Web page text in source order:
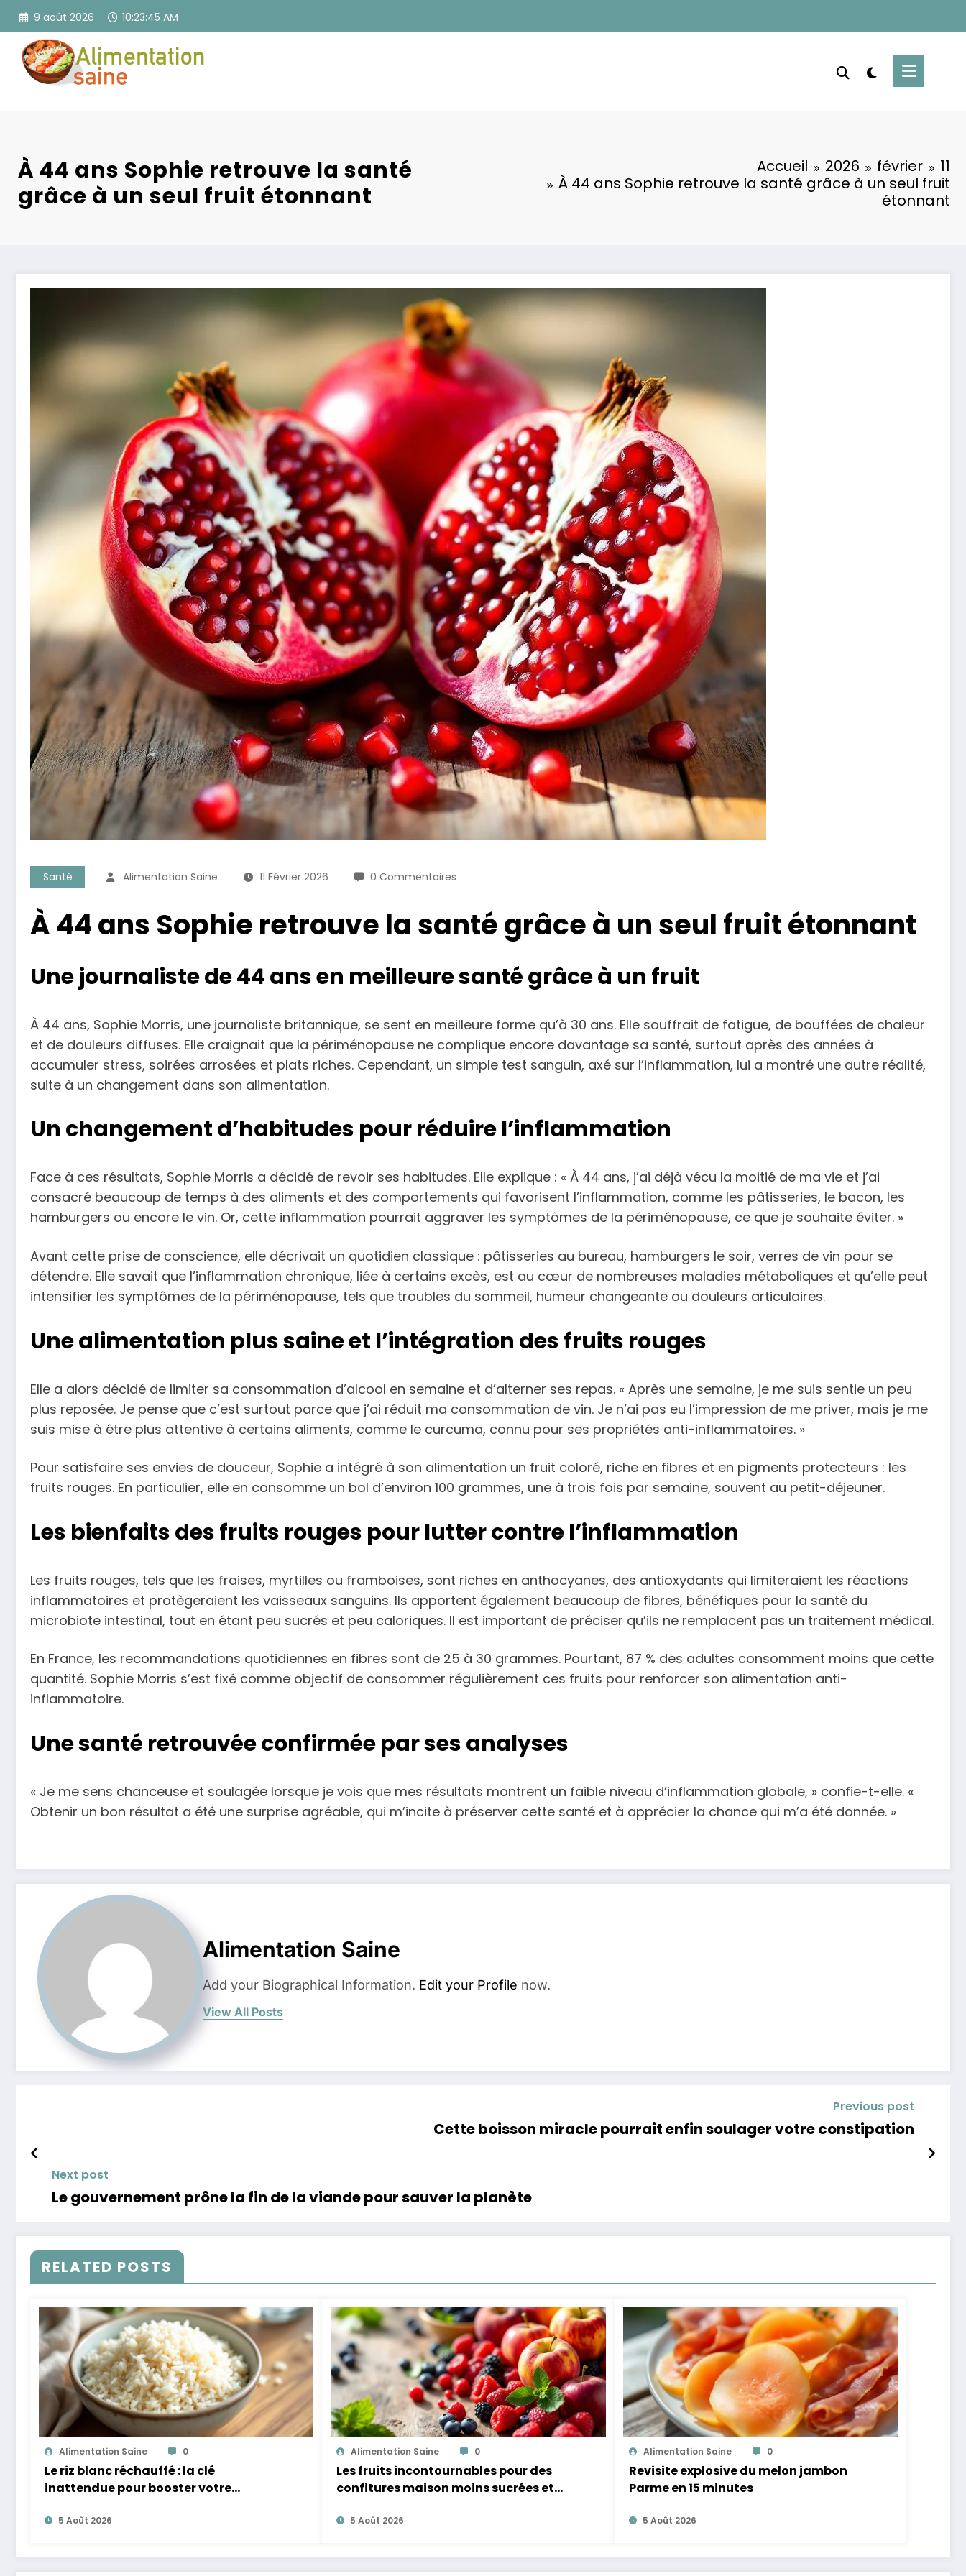
Aller
contenu
9 août 2026 10:23:46 AM
À 44 ans Sophie retrouve la santé
grâce à un seul fruit étonnant
Accueil 2026 février
11
À 44 ans Sophie retrouve la santé grâce à un seul fruit
étonnant
Santé Alimentation Saine 11 Février 2026 0 Commentaires
À 44 ans Sophie retrouve la santé grâce à un seul fruit étonnant
Une journaliste de 44 ans en meilleure santé grâce à un fruit
À 44 ans, Sophie Morris, une journaliste britannique, se sent en meilleure forme qu’à 30 ans. Elle souffrait de fatigue, de bouffées de chaleur
et de douleurs diffuses. Elle craignait que la périménopause ne complique encore davantage sa santé, surtout après des années à
accumuler stress, soirées arrosées et plats riches. Cependant, un simple test sanguin, axé sur l’inflammation, lui a montré une autre réalité,
suite à un changement dans son alimentation.
Un changement d’habitudes pour réduire l’inflammation
Face à ces résultats, Sophie Morris a décidé de revoir ses habitudes. Elle explique : « À 44 ans, j’ai déjà vécu la moitié de ma vie et j’ai
consacré beaucoup de temps à des aliments et des comportements qui favorisent l’inflammation, comme les pâtisseries, le bacon, les
hamburgers ou encore le vin. Or, cette inflammation pourrait aggraver les symptômes de la périménopause, ce que je souhaite éviter. »
Avant cette prise de conscience, elle décrivait un quotidien classique : pâtisseries au bureau, hamburgers le soir, verres de vin pour se
détendre. Elle savait que l’inflammation chronique, liée à certains excès, est au cœur de nombreuses maladies métaboliques et qu’elle peut
intensifier les symptômes de la périménopause, tels que troubles du sommeil, humeur changeante ou douleurs articulaires.
Une alimentation plus saine et l’intégration des fruits rouges
Elle a alors décidé de limiter sa consommation d’alcool en semaine et d’alterner ses repas. « Après une semaine, je me suis sentie un peu
plus reposée. Je pense que c’est surtout parce que j’ai réduit ma consommation de vin. Je n’ai pas eu l’impression de me priver, mais je me
suis mise à être plus attentive à certains aliments, comme le curcuma, connu pour ses propriétés anti-inflammatoires. »
Pour satisfaire ses envies de douceur, Sophie a intégré à son alimentation un fruit coloré, riche en fibres et en pigments protecteurs : les
fruits rouges. En particulier, elle en consomme un bol d’environ 100 grammes, une à trois fois par semaine, souvent au petit-déjeuner.
Les bienfaits des fruits rouges pour lutter contre l’inflammation
Les fruits rouges, tels que les fraises, myrtilles ou framboises, sont riches en anthocyanes, des antioxydants qui limiteraient les réactions
inflammatoires et protègeraient les vaisseaux sanguins. Ils apportent également beaucoup de fibres, bénéfiques pour la santé du
microbiote intestinal, tout en étant peu sucrés et peu caloriques. Il est important de préciser qu’ils ne remplacent pas un traitement médical.
En France, les recommandations quotidiennes en fibres sont de 25 à 30 grammes. Pourtant, 87 % des adultes consomment moins que cette
quantité. Sophie Morris s’est fixé comme objectif de consommer régulièrement ces fruits pour renforcer son alimentation anti-
inflammatoire.
Une santé retrouvée confirmée par ses analyses
« Je me sens chanceuse et soulagée lorsque je vois que mes résultats montrent un faible niveau d’inflammation globale, » confie-t-elle. «
Obtenir un bon résultat a été une surprise agréable, qui m’incite à préserver cette santé et à apprécier la chance qui m’a été donnée. »
Alimentation Saine
Add your Biographical Information. Edit your Profile now.
View All Posts
Previous post
Cette boisson miracle pourrait enfin soulager votre constipation
Next post
Le gouvernement prône la fin de la viande pour sauver la planète
RELATED POSTS
Alimentation Saine 0
Le riz blanc réchauffé : la clé
inattendue pour booster votre
microbiote
5 Août 2026
Alimentation Saine 0
Les fruits incontournables pour des
confitures maison moins sucrées et
plus légères
5 Août 2026
Alimentation Saine 0
Revisite explosive du melon jambon
Parme en 15 minutes
5 Août 2026